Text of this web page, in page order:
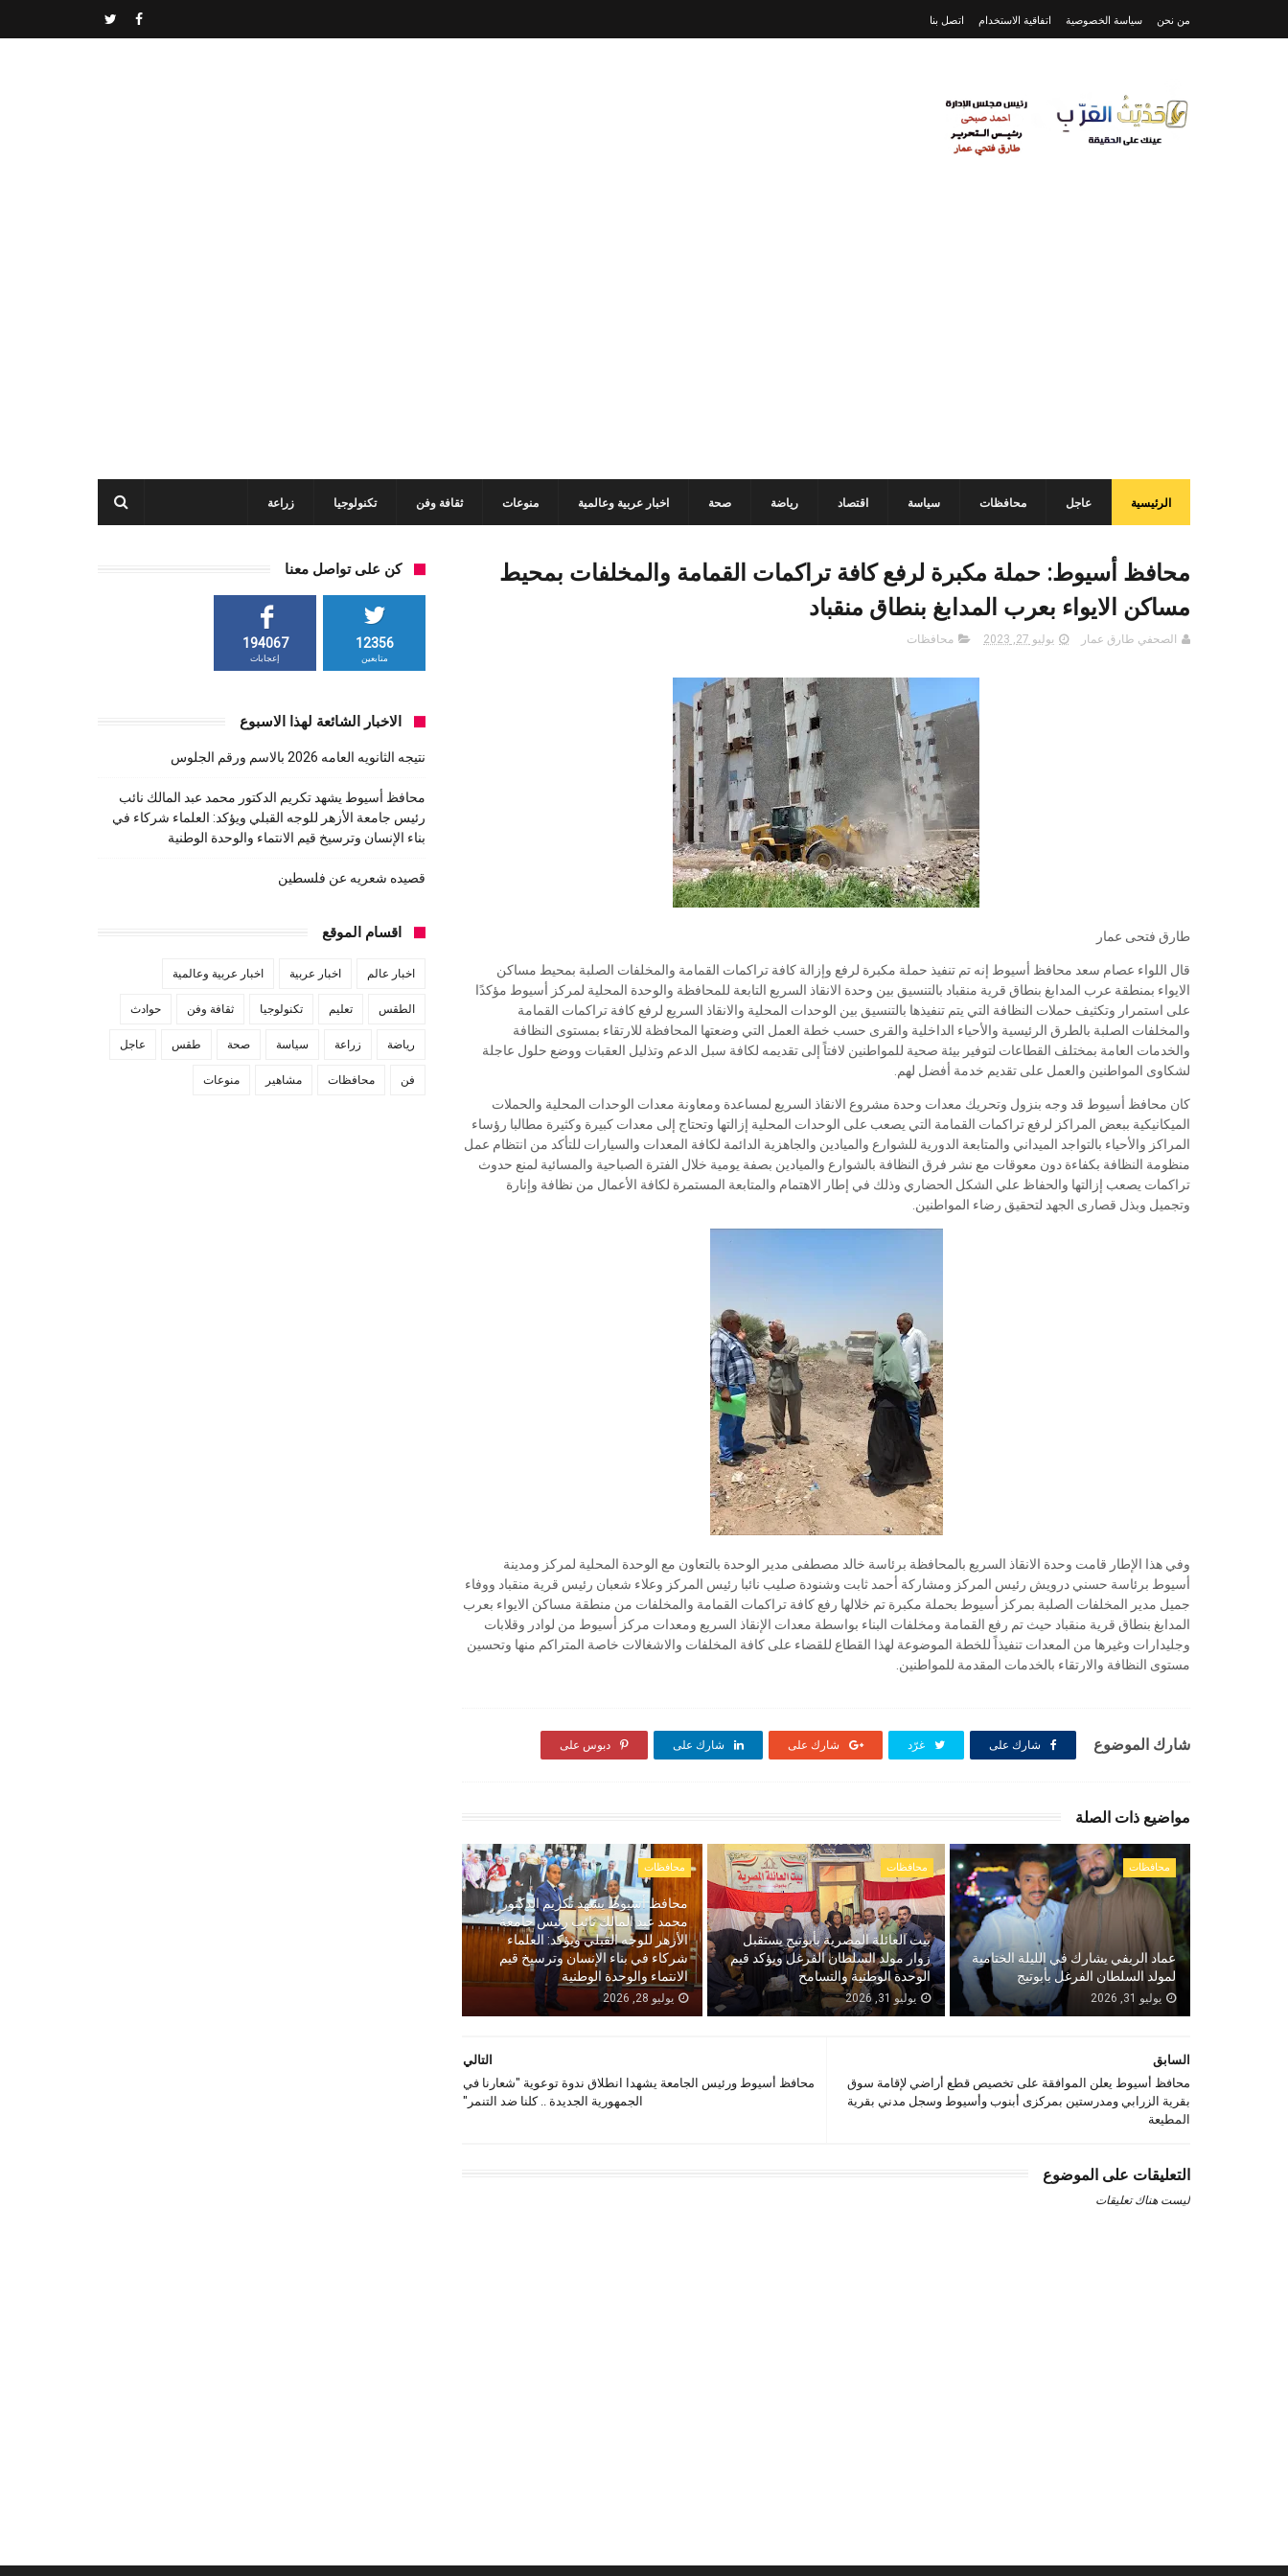
من نحن سياسة الخصوصية اتفاقية الاستخدام اتصل بنا
الرئيسية عاجل محافظات سياسة اقتصاد رياضة صحة اخبار عربية وعالمية منوعات ثقافة وفن تكنولوجيا زراعة
محافظ أسيوط: حملة مكبرة لرفع كافة تراكمات القمامة والمخلفات بمحيط
مساكن الايواء بعرب المدابغ بنطاق منقباد
الصحفي طارق عمار يوليو 27, 2023 محافظات
طارق فتحى عمار
قال اللواء عصام سعد محافظ أسيوط إنه تم تنفيذ حملة مكبرة لرفع وإزالة كافة تراكمات القمامة والمخلفات الصلبة بمحيط مساكن
الايواء بمنطقة عرب المدابغ بنطاق قرية منقباد بالتنسيق بين وحدة الانقاذ السريع التابعة للمحافظة والوحدة المحلية لمركز أسيوط مؤكدًا
على استمرار وتكثيف حملات النظافة التي يتم تنفيذها بالتنسيق بين الوحدات المحلية والانقاذ السريع لرفع كافة تراكمات القمامة
والمخلفات الصلبة بالطرق الرئيسية والأحياء الداخلية والقرى حسب خطة العمل التي وضعتها المحافظة للارتقاء بمستوى النظافة
والخدمات العامة بمختلف القطاعات لتوفير بيئة صحية للمواطنين لافتاً إلى تقديمه لكافة سبل الدعم وتذليل العقبات ووضع حلول عاجلة
لشكاوى المواطنين والعمل على تقديم خدمة أفضل لهم.
كان محافظ أسيوط قد وجه بنزول وتحريك معدات وحدة مشروع الانقاذ السريع لمساعدة ومعاونة معدات الوحدات المحلية والحملات
الميكانيكية ببعض المراكز لرفع تراكمات القمامة التي يصعب على الوحدات المحلية إزالتها وتحتاج إلى معدات كبيرة وكثيرة مطالبا رؤساء
المراكز والأحياء بالتواجد الميداني والمتابعة الدورية للشوارع والميادين والجاهزية الدائمة لكافة المعدات والسيارات للتأكد من انتظام عمل
منظومة النظافة بكفاءة دون معوقات مع نشر فرق النظافة بالشوارع والميادين بصفة يومية خلال الفترة الصباحية والمسائية لمنع حدوث
تراكمات يصعب إزالتها والحفاظ علي الشكل الحضاري وذلك في إطار الاهتمام والمتابعة المستمرة لكافة الأعمال من نظافة وإنارة
وتجميل وبذل قصارى الجهد لتحقيق رضاء المواطنين.
وفي هذا الإطار قامت وحدة الانقاذ السريع بالمحافظة برئاسة خالد مصطفى مدير الوحدة بالتعاون مع الوحدة المحلية لمركز ومدينة
أسيوط برئاسة حسني درويش رئيس المركز ومشاركة أحمد ثابت وشنودة صليب نائبا رئيس المركز وعلاء شعبان رئيس قرية منقباد ووفاء
جميل مدير المخلفات الصلبة بمركز أسيوط بحملة مكبرة تم خلالها رفع كافة تراكمات القمامة والمخلفات من منطقة مساكن الايواء بعرب
المدابغ بنطاق قرية منقباد حيث تم رفع القمامة ومخلفات البناء بواسطة معدات الإنقاذ السريع ومعدات مركز أسيوط من لوادر وقلابات
وجليدارات وغيرها من المعدات تنفيذاً للخطة الموضوعة لهذا القطاع للقضاء على كافة المخلفات والاشغالات خاصة المتراكم منها وتحسين
مستوى النظافة والارتقاء بالخدمات المقدمة للمواطنين.
شارك الموضوع شارك على غرّد شارك على شارك على دبوس على
مواضيع ذات الصلة
محافظات
عماد الريفي يشارك في الليلة الختامية
لمولد السلطان الفرغل بأبوتيج
يوليو 31, 2026
محافظات
بيت العائلة المصرية بأبوتيج يستقبل
زوار مولد السلطان الفرغل ويؤكد قيم
الوحدة الوطنية والتسامح
يوليو 31, 2026
محافظات
محافظ أسيوط يشهد تكريم الدكتور
محمد عبد المالك نائب رئيس جامعة
الأزهر للوجه القبلي ويؤكد: العلماء
شركاء في بناء الإنسان وترسيخ قيم
الانتماء والوحدة الوطنية
يوليو 28, 2026
التالي
محافظ أسيوط ورئيس الجامعة يشهدا انطلاق ندوة توعوية "شعارنا في
الجمهورية الجديدة .. كلنا ضد التنمر"
السابق
محافظ أسيوط يعلن الموافقة على تخصيص قطع أراضي لإقامة سوق
بقرية الزرابي ومدرستين بمركزى أبنوب وأسيوط وسجل مدني بقرية
المطيعة
التعليقات على الموضوع
ليست هناك تعليقات
كن على تواصل معنا
12356
متابعين
194067
إعجابات
الاخبار الشائعة لهذا الاسبوع
نتيجه الثانويه العامه 2026 بالاسم ورقم الجلوس
محافظ أسيوط يشهد تكريم الدكتور محمد عبد المالك نائب
رئيس جامعة الأزهر للوجه القبلي ويؤكد: العلماء شركاء في
بناء الإنسان وترسيخ قيم الانتماء والوحدة الوطنية
قصيده شعريه عن فلسطين
اقسام الموقع
اخبار عالم اخبار عربية اخبار عربية وعالمية
الطقس تعليم تكنولوجيا ثقافة وفن حوادث
رياضة زراعة سياسة صحة طقس عاجل
فن محافظات مشاهير منوعات